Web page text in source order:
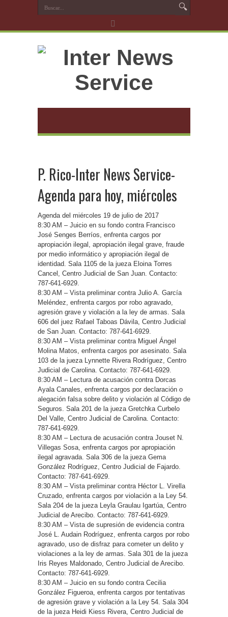
P. Rico-Inter News Service-
Agenda para hoy, miércoles
Agenda del miércoles 19 de julio de 2017
8:30 AM – Juicio en su fondo contra Francisco
José Senges Berríos, enfrenta cargos por
apropiación ilegal, apropiación ilegal grave, fraude
por medio informático y apropiación ilegal de
identidad. Sala 1105 de la jueza Eloina Torres
Cancel, Centro Judicial de San Juan. Contacto:
787-641-6929.
8:30 AM – Vista preliminar contra Julio A. García
Meléndez, enfrenta cargos por robo agravado,
agresión grave y violación a la ley de armas. Sala
606 del juez Rafael Taboas Dávila, Centro Judicial
de San Juan. Contacto: 787-641-6929.
8:30 AM – Vista preliminar contra Miguel Ángel
Molina Matos, enfrenta cargos por asesinato. Sala
103 de la jueza Lynnette Rivera Rodríguez, Centro
Judicial de Carolina. Contacto: 787-641-6929.
8:30 AM – Lectura de acusación contra Dorcas
Ayala Canales, enfrenta cargos por declaración o
alegación falsa sobre delito y violación al Código de
Seguros. Sala 201 de la jueza Gretchka Curbelo
Del Valle, Centro Judicial de Carolina. Contacto:
787-641-6929.
8:30 AM – Lectura de acusación contra Jouset N.
Villegas Sosa, enfrenta cargos por apropiación
ilegal agravada. Sala 306 de la jueza Gema
González Rodríguez, Centro Judicial de Fajardo.
Contacto: 787-641-6929.
8:30 AM – Vista preliminar contra Héctor L. Virella
Cruzado, enfrenta cargos por violación a la Ley 54.
Sala 204 de la jueza Leyla Graulau Igartúa, Centro
Judicial de Arecibo. Contacto: 787-641-6929.
8:30 AM – Vista de supresión de evidencia contra
José L. Audain Rodríguez, enfrenta cargos por robo
agravado, uso de disfraz para cometer un delito y
violaciones a la ley de armas. Sala 301 de la jueza
Iris Reyes Maldonado, Centro Judicial de Arecibo.
Contacto: 787-641-6929.
8:30 AM – Juicio en su fondo contra Cecilia
González Figueroa, enfrenta cargos por tentativas
de agresión grave y violación a la Ley 54. Sala 304
de la jueza Heidi Kiess Rivera, Centro Judicial de